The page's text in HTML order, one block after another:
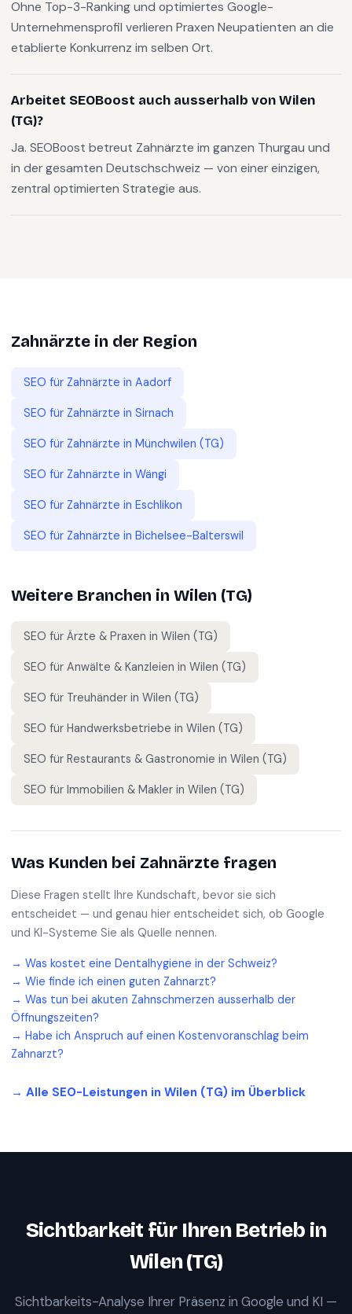
Ohne Top-3-Ranking und optimiertes Google-
Unternehmensprofil verlieren Praxen Neupatienten an die
etablierte Konkurrenz im selben Ort.
Arbeitet SEOBoost auch ausserhalb von Wilen
(TG)?
Ja. SEOBoost betreut Zahnärzte im ganzen Thurgau und
in der gesamten Deutschschweiz — von einer einzigen,
zentral optimierten Strategie aus.
Zahnärzte in der Region
SEO für Zahnärzte in Aadorf
SEO für Zahnärzte in Sirnach
SEO für Zahnärzte in Münchwilen (TG)
SEO für Zahnärzte in Wängi
SEO für Zahnärzte in Eschlikon
SEO für Zahnärzte in Bichelsee-Balterswil
Weitere Branchen in Wilen (TG)
SEO für Ärzte & Praxen in Wilen (TG)
SEO für Anwälte & Kanzleien in Wilen (TG)
SEO für Treuhänder in Wilen (TG)
SEO für Handwerksbetriebe in Wilen (TG)
SEO für Restaurants & Gastronomie in Wilen (TG)
SEO für Immobilien & Makler in Wilen (TG)
Was Kunden bei Zahnärzte fragen
Diese Fragen stellt Ihre Kundschaft, bevor sie sich
entscheidet — und genau hier entscheidet sich, ob Google
und KI-Systeme Sie als Quelle nennen.
→ Was kostet eine Dentalhygiene in der Schweiz?
→ Wie finde ich einen guten Zahnarzt?
→ Was tun bei akuten Zahnschmerzen ausserhalb der
Öffnungszeiten?
→ Habe ich Anspruch auf einen Kostenvoranschlag beim
Zahnarzt?
→ Alle SEO-Leistungen in Wilen (TG) im Überblick
Sichtbarkeit für Ihren Betrieb in
Wilen (TG)
Sichtbarkeits-Analyse Ihrer Präsenz in Google und KI —